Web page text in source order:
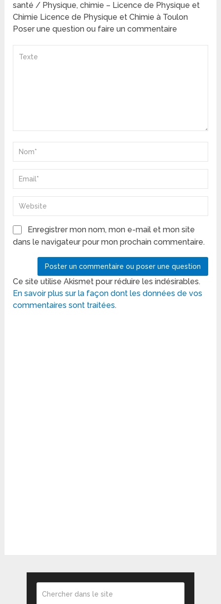
santé / Physique, chimie – Licence de Physique et
Chimie Licence de Physique et Chimie à Toulon
Poser une question ou faire un commentaire
Enregistrer mon nom, mon e-mail et mon site
dans le navigateur pour mon prochain commentaire.
Ce site utilise Akismet pour réduire les indésirables.
En savoir plus sur la façon dont les données de vos
commentaires sont traitées.